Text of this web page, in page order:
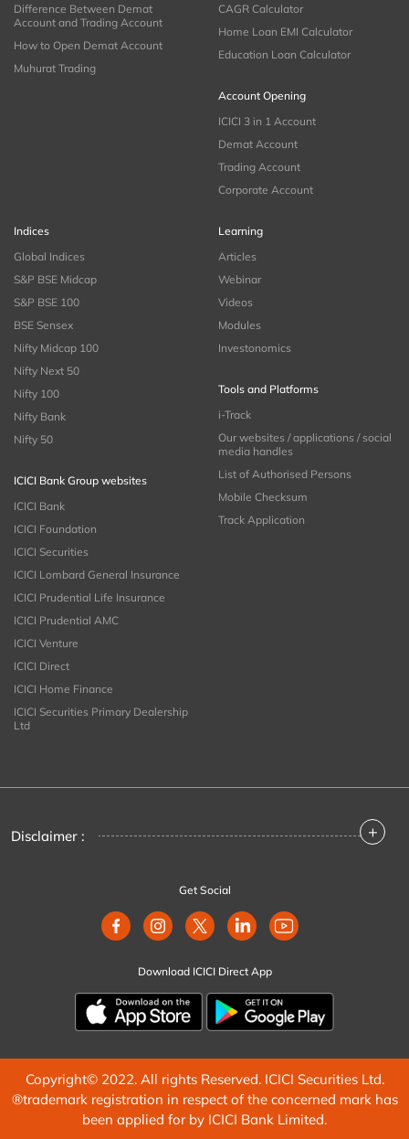
Difference Between Demat
Account and Trading Account
How to Open Demat Account
Muhurat Trading
CAGR Calculator
Home Loan EMI Calculator
Education Loan Calculator
Account Opening
ICICI 3 in 1 Account
Demat Account
Trading Account
Corporate Account
Indices
Global Indices
S&P BSE Midcap
S&P BSE 100
BSE Sensex
Nifty Midcap 100
Nifty Next 50
Nifty 100
Nifty Bank
Nifty 50
ICICI Bank Group websites
ICICI Bank
ICICI Foundation
ICICI Securities
ICICI Lombard General Insurance
ICICI Prudential Life Insurance
ICICI Prudential AMC
ICICI Venture
ICICI Direct
ICICI Home Finance
ICICI Securities Primary Dealership
Ltd
Learning
Articles
Webinar
Videos
Modules
Investonomics
Tools and Platforms
i-Track
Our websites / applications / social
media handles
List of Authorised Persons
Mobile Checksum
Track Application
Disclaimer : +
Get Social
Download ICICI Direct App
Copyright© 2022. All rights Reserved. ICICI Securities Ltd.
®trademark registration in respect of the concerned mark has
been applied for by ICICI Bank Limited.